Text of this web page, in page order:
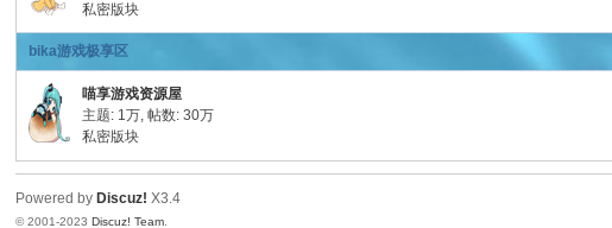
盟
私密版块
bika游戏极享区
喵享游戏资源屋
主题: 1万,帖数:30万
私密版块
Powered by Discuz! X3.4
© 2001-2023Discuz! Team